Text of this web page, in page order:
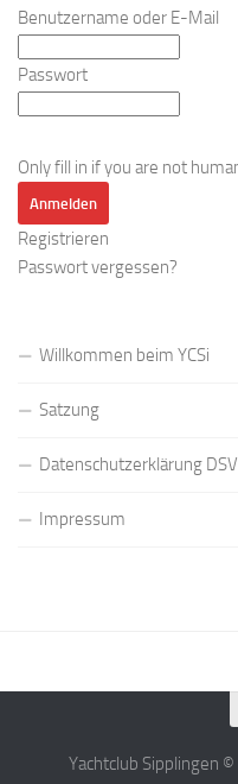
Benutzername oder E-Mail
Passwort
Only fill in if you are not
Registrieren
Passwort vergessen?
Willkommen beim YCSi
Satzung
Datenschutzerklärung
Impressum
Yachtclub Sipplingen